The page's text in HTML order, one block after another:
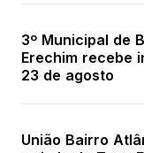
3º Municipal de
Erechim recebe
23 de agosto
União Bairro